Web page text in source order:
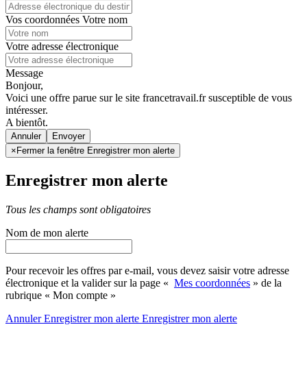
Vos coordonnées Votre nom
Votre adresse électronique
Message
Bonjour,
Voici une offre parue sur le site francetravail.fr susceptible de vous
intéresser.
A bientôt.
Annuler
× Fermer la fenêtre Enregistrer mon alerte
Enregistrer mon alerte
Tous les champs sont obligatoires
Nom de mon alerte
Pour recevoir les offres par e-mail, vous devez saisir votre adresse
électronique et la valider sur la page « Mes coordonnées » de la
rubrique « Mon compte »
AnnulerEnregistrer mon alerte Enregistrermon alerte